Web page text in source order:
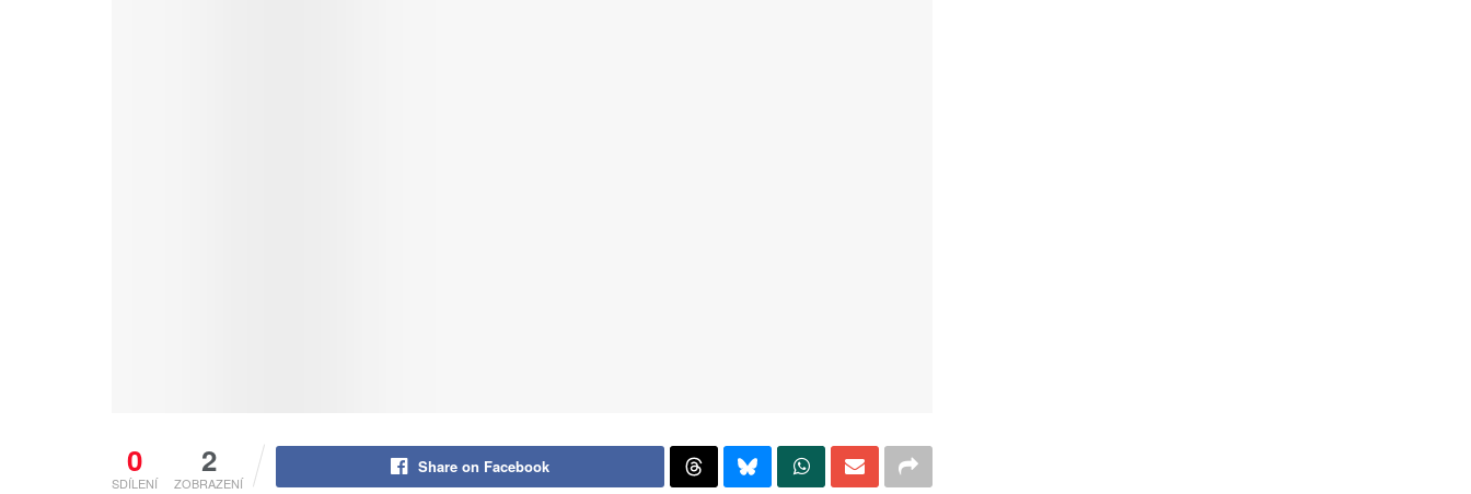
0
SDÍLENÍ
2
ZOBRAZENÍ
Share on Facebook